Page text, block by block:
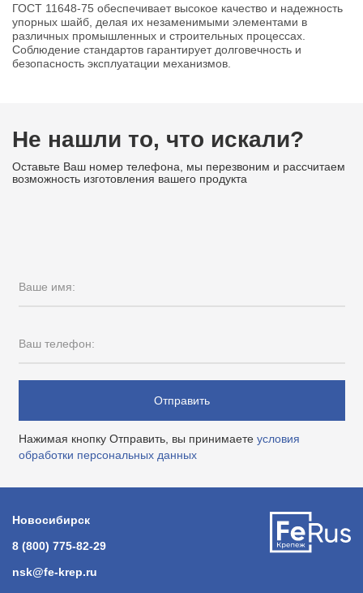
ГОСТ 11648-75 обеспечивает высокое качество и надежность
упорных шайб, делая их незаменимыми элементами в
различных промышленных и строительных процессах.
Соблюдение стандартов гарантирует долговечность и
безопасность эксплуатации механизмов.
Не нашли то, что искали?
Оставьте Ваш номер телефона, мы перезвоним и рассчитаем
возможность изготовления вашего продукта
Ваше имя:
Ваш телефон:
Отправить
Нажимая кнопку Отправить, вы принимаете условия
обработки персональных данных
Новосибирск
8 (800) 775-82-29
nsk@fe-krep.ru